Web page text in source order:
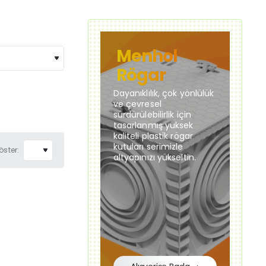
Menhol
Rögar
Dayanıklılık, çok yönlülük
ve çevresel
sürdürülebilirlik için
tasarlanmış yüksek
kaliteli plastik rögar
kutuları serimizle
altyapınızı yükseltin.